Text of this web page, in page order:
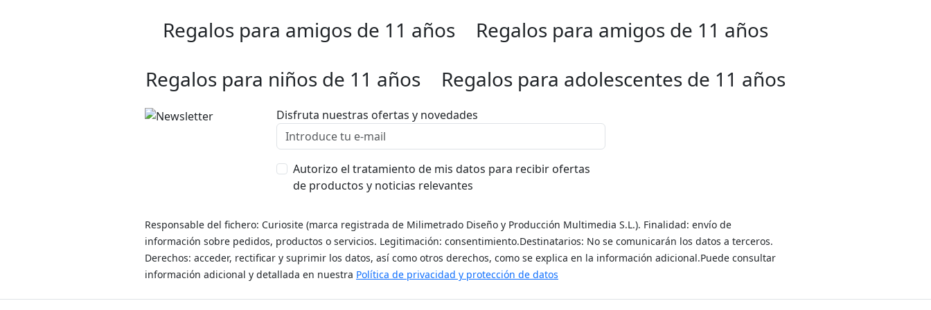
Regalos para amigos de 11 años
Regalos para amigos de 11 años
Regalos para niños de 11 años
Regalos para adolescentes de 11 años
Disfruta nuestras ofertas y novedades
Autorizo el tratamiento de mis datos para recibir ofertas
de productos y noticias relevantes
Responsable del fichero: Curiosite (marca registrada de Milimetrado Diseño y Producción Multimedia S.L.). Finalidad: envío de
información sobre pedidos, productos o servicios. Legitimación: consentimiento.Destinatarios: No se comunicarán los datos a terceros.
Derechos: acceder, rectificar y suprimir los datos, así como otros derechos, como se explica en la información adicional.Puede consultar
información adicional y detallada en nuestra Política de privacidad y protección de datos